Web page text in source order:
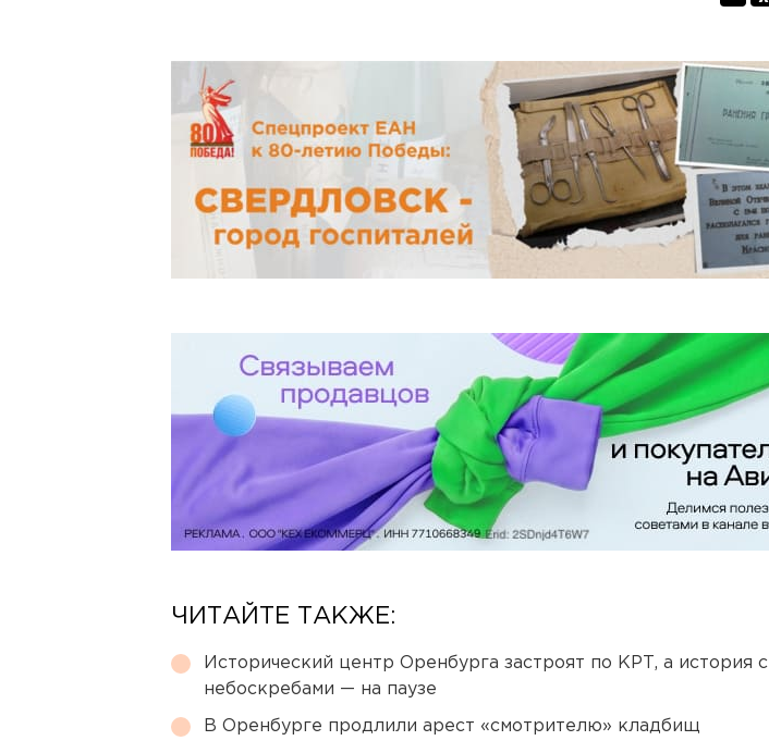
ЧИТАЙТЕ ТАКЖЕ:
Исторический центр Оренбурга застроят по КРТ, а история с
небоскребами — на паузе
В Оренбурге продлили арест «смотрителю» кладбищ